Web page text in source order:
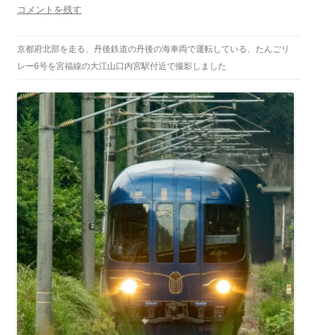
コメントを残す
京都府北部を走る、丹後鉄道の丹後の海車両で運転している、たんごリ
レー6号を宮福線の大江山口内宮駅付近で撮影しました